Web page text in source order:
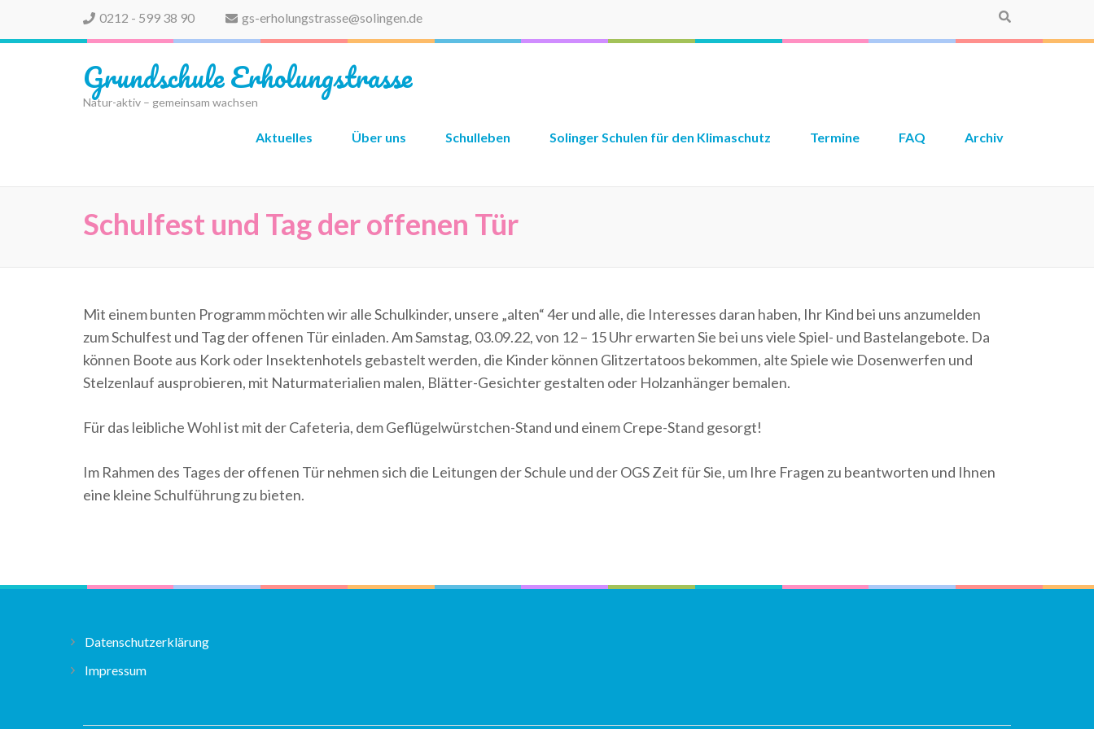
0212 - 599 38 90 gs-erholungstrasse@solingen.de
Grundschule Erholungstrasse
Natur-aktiv – gemeinsam wachsen
Aktuelles Über uns Schulleben Solinger Schulen für den Klimaschutz Termine FAQ Archiv
Schulfest und Tag der offenen Tür
Mit einem bunten Programm möchten wir alle Schulkinder, unsere „alten“ 4er und alle, die Interesses daran haben, Ihr Kind bei uns anzumelden
zum Schulfest und Tag der offenen Tür einladen. Am Samstag, 03.09.22, von 12 – 15 Uhr erwarten Sie bei uns viele Spiel- und Bastelangebote. Da
können Boote aus Kork oder Insektenhotels gebastelt werden, die Kinder können Glitzertatoos bekommen, alte Spiele wie Dosenwerfen und
Stelzenlauf ausprobieren, mit Naturmaterialien malen, Blätter-Gesichter gestalten oder Holzanhänger bemalen.
Für das leibliche Wohl ist mit der Cafeteria, dem Geflügelwürstchen-Stand und einem Crepe-Stand gesorgt!
Im Rahmen des Tages der offenen Tür nehmen sich die Leitungen der Schule und der OGS Zeit für Sie, um Ihre Fragen zu beantworten und Ihnen
eine kleine Schulführung zu bieten.
Datenschutzerklärung
Impressum